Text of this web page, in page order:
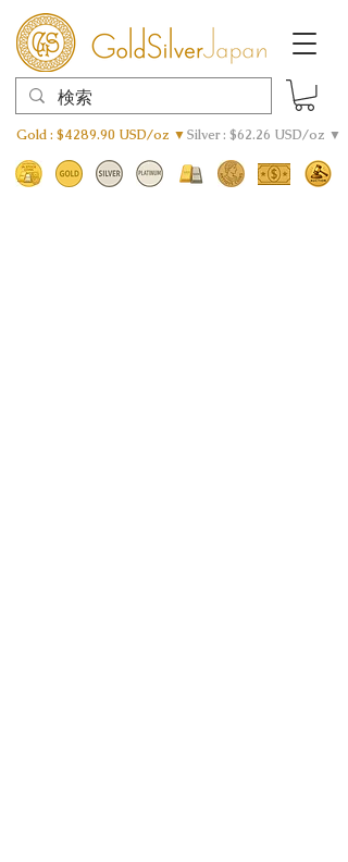
Gold : $4289.90 USD/oz ▼Silver : $62.26 USD/oz ▼